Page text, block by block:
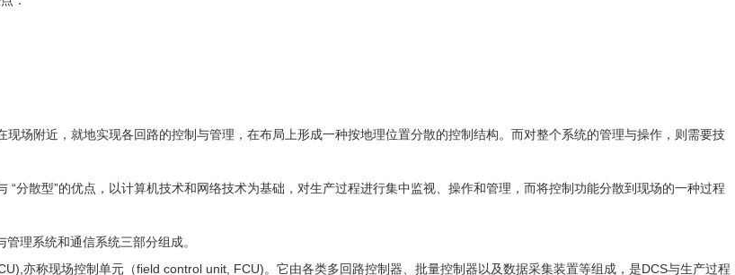
场附近，就地实现各回路的控制与管理，在布局上形成一种按地理位置分散的控制结构。而对整个系统的管理与操作，则需要技
分散型”的优点，以计算机技术和网络技术为基础，对生产过程进行集中监视、操作和管理，而将控制功能分散到现场的一种过程
理系统和通信系统三部分组成。
亦称现场控制单元（field control unit, FCU)。它由各类多回路控制器、批量控制器以及数据采集装置等组成，是DCS与生产过程